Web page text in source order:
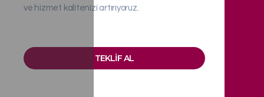
ve hizmet kalitenizi artırıyoruz.
TEKLIF AL